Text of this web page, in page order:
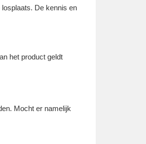
De kennis en
het product geldt
Mocht er namelijk